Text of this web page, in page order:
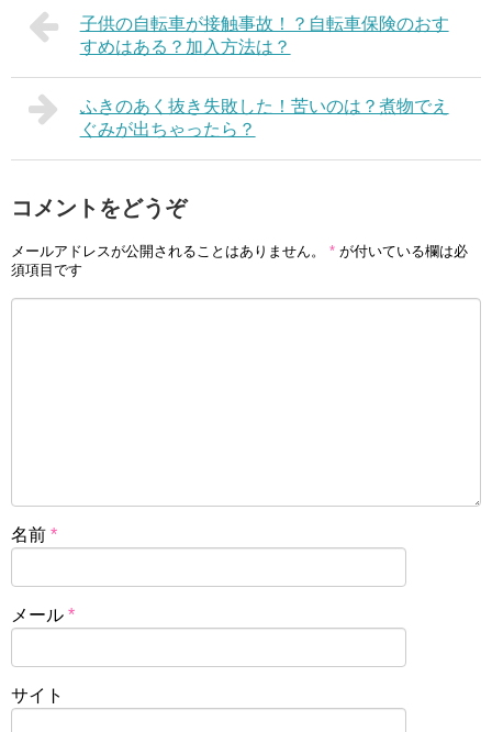
子供の自転車が接触事故！？自転車保険のおす
すめはある？加入方法は？
ふきのあく抜き失敗した！苦いのは？煮物でえ
ぐみが出ちゃったら？
コメントをどうぞ
メールアドレスが公開されることはありません。 * が付いている欄は必
須項目です
名前 *
メール *
サイト